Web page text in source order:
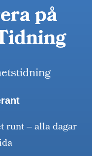
på
runt – alla dagar